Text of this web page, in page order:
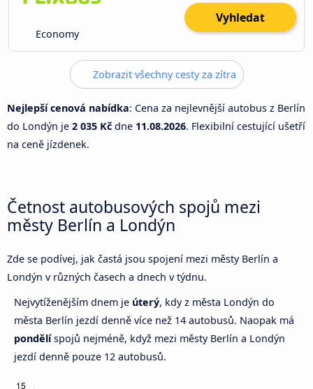
Economy
Vyhledat
Zobrazit všechny cesty za zítra
Nejlepší cenová nabídka: Cena za nejlevnější autobus z Berlín
do Londýn je 2 035 Kč dne 11.08.2026. Flexibilní cestující ušetří
na ceně jízdenek.
Četnost autobusových spojů mezi
městy Berlín a Londýn
Zde se podívej, jak častá jsou spojení mezi městy Berlín a
Londýn v různých časech a dnech v týdnu.
Nejvytíženějším dnem je úterý, kdy z města Londýn do
města Berlín jezdí denně více než 14 autobusů. Naopak má
pondělíspojů nejméně, když mezi městy Berlín a Londýn
jezdí denně pouze 12 autobusů.